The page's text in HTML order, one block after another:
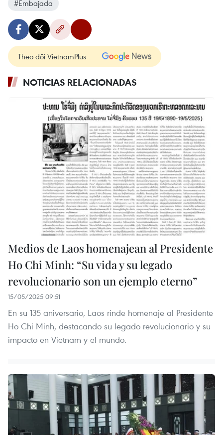
#Embajada
Theo dõi VietnamPlus
NOTICIAS RELACIONADAS
Medios de Laos homenajean al Presidente
Ho Chi Minh: “Su vida y su legado
revolucionario son un ejemplo eterno”
15/05/2025 09:51
En su 135 aniversario, Laos rinde homenaje al Presidente
Ho Chi Minh, destacando su legado revolucionario y su
impacto en Vietnam y el mundo.